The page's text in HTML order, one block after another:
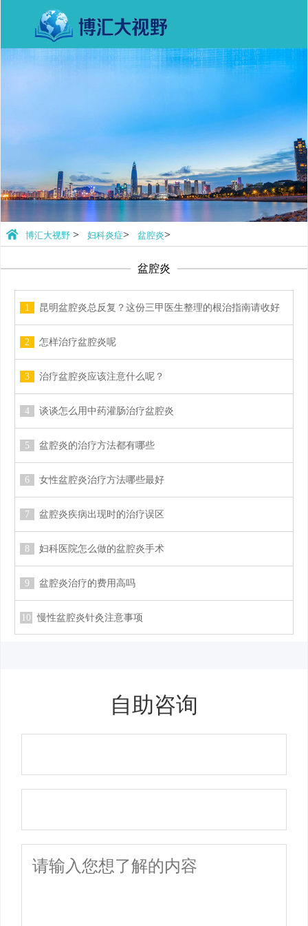
博汇大视野 > 妇科炎症> 盆腔炎>
盆腔炎
1 昆明盆腔炎总反复？这份三甲医生整理的根治指南请收好
2 怎样治疗盆腔炎呢
3 治疗盆腔炎应该注意什么呢？
4 谈谈怎么用中药灌肠治疗盆腔炎
5 盆腔炎的治疗方法都有哪些
6 女性盆腔炎治疗方法哪些最好
7 盆腔炎疾病出现时的治疗误区
8 妇科医院怎么做的盆腔炎手术
9 盆腔炎治疗的费用高吗
10 慢性盆腔炎针灸注意事项
自助咨询